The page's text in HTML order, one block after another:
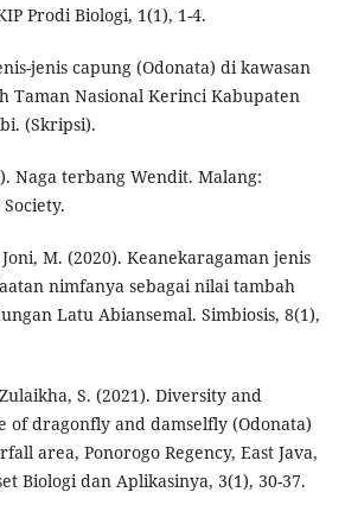
Prodi Biologi, 1(1), 1-4.
jenis capung (Odonata) di kawasan
Taman Nasional Kerinci Kabupaten
(Skripsi).
Naga terbang Wendit. Malang:
M. (2020). Keanekaragaman jenis
nimfanya sebagai nilai tambah
Latu Abiansemal. Simbiosis, 8(1),
S. (2021). Diversity and
of dragonfly and damselfly (Odonata)
area, Ponorogo Regency, East Java,
Biologi dan Aplikasinya, 3(1), 30-37.